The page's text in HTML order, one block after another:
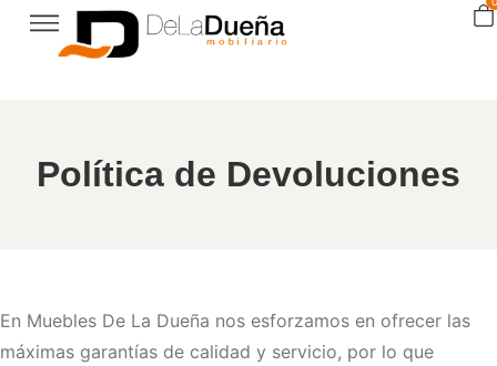
Política de Devoluciones
En Muebles De La Dueña nos esforzamos en ofrecer las
máximas garantías de calidad y servicio, por lo que